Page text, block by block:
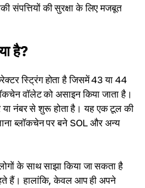
संपत्तियों की सुरक्षा के लिए मजबूत
है?
स्ट्रिंग होता है जिसमें 43 या 44
वॉलेट को असाइन किया जाता है।
या नंबर से शुरू होता है। यह एक टूल की
ब्लॉकचेन पर बने SOL और अन्य
के साथ साझा किया जा सकता है
हैं। हालांकि, केवल आप ही अपने